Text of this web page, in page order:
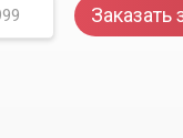
Заказать